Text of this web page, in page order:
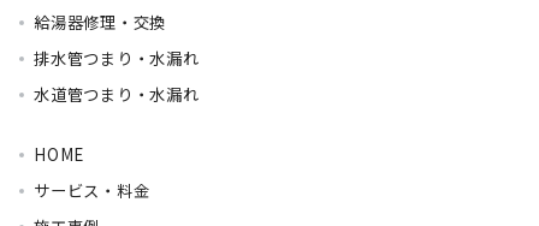
給湯器修理・交換
排水管つまり・水漏れ
水道管つまり・水漏れ
HOME
サービス・料金